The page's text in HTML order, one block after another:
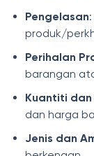
Pengelasan
produk/
Perihalan
barangan
Kuantiti dan
dan harga
Jenis dan